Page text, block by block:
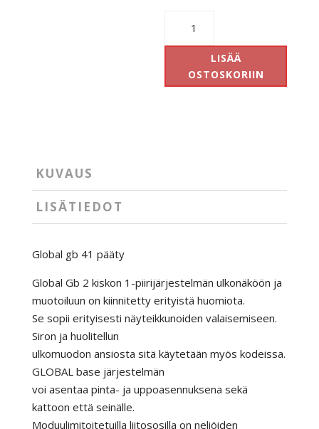
pääty
määrä
LISÄÄ
OSTOSKORIIN
KUVAUS
LISÄTIEDOT
Global gb 41 pääty
Global Gb 2 kiskon 1-piirijärjestelmän ulkonäköön ja
muotoiluun on kiinnitetty erityistä huomiota.
Se sopii erityisesti näyteikkunoiden valaisemiseen.
Siron ja huolitellun
ulkomuodon ansiosta sitä käytetään myös kodeissa.
GLOBAL base järjestelmän
voi asentaa pinta- ja uppoasennuksena sekä
kattoon että seinälle.
Moduulimitoitetuilla liitososilla on neliöiden